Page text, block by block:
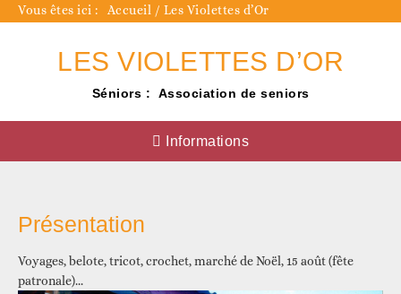
Vous êtes ici : Accueil / Les Violettes d’Or
LES VIOLETTES D’OR
Séniors : Association de seniors
Informations
Présentation
Voyages, belote, tricot, crochet, marché de Noël, 15 août (fête
patronale)...